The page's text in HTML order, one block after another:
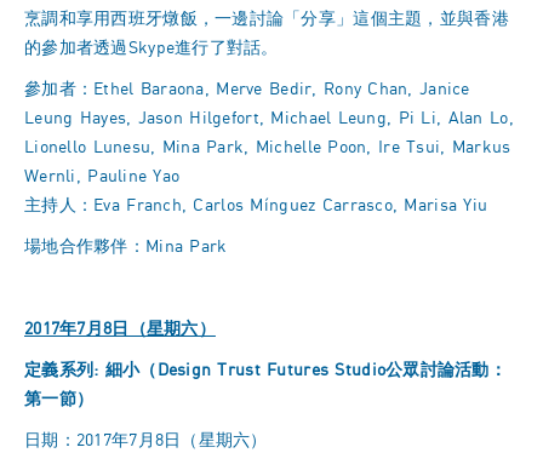
烹調和享用西班牙燉飯，一邊討論「分享」這個主題，並與香港
的參加者透過Skype進行了對話。
參加者：Ethel Baraona, Merve Bedir, Rony Chan, Janice
Leung Hayes, Jason Hilgefort, Michael Leung, Pi Li, Alan Lo,
Lionello Lunesu, Mina Park, Michelle Poon, Ire Tsui, Markus
Wernli, Pauline Yao
主持人：Eva Franch, Carlos Mínguez Carrasco, Marisa Yiu
場地合作夥伴：Mina Park
2017年7月8日（星期六）
定義系列: 細小（Design Trust Futures Studio公眾討論活動：
第一節）
日期：2017年7月8日（星期六）